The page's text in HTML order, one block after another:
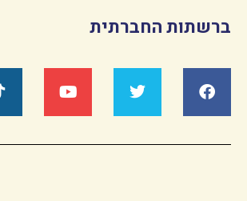
ברשתות החברתית